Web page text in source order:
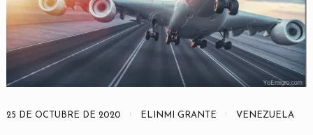
25 DE OCTUBRE DE 2020 ELINMI GRANTE VENEZUELA